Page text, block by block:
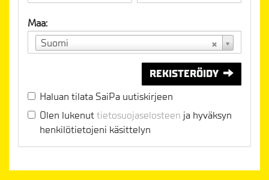
Maa:
Suomi
REKISTERÖIDY
Haluan tilata SaiPa uutiskirjeen
Olen lukenuttietosuojaselosteen ja hyväksyn
henkilötietojeni käsittelyn